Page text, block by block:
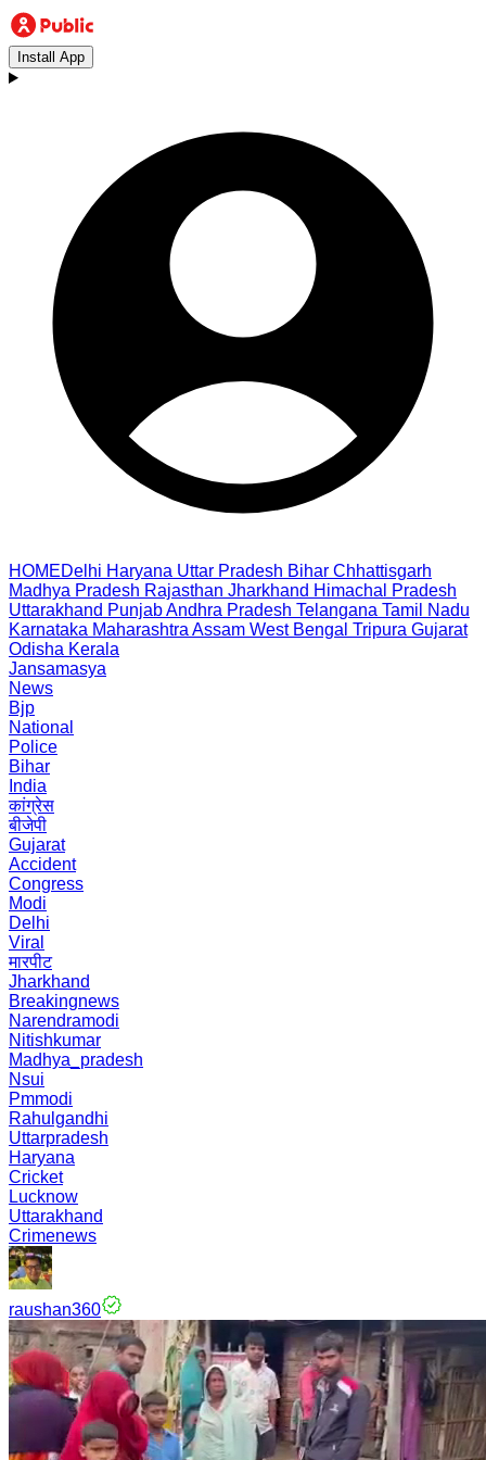
Install App
HOMEDelhi Haryana Uttar Pradesh Bihar Chhattisgarh
Madhya Pradesh Rajasthan Jharkhand Himachal Pradesh
Uttarakhand PunjabAndhra Pradesh Telangana Tamil Nadu
Karnataka Maharashtra Assam West Bengal Tripura Gujarat
Odisha Kerala
Jansamasya
News
Bjp
National
Police
Bihar
India
कांग्रेस
बीजेपी
Gujarat
Accident
Congress
Modi
Delhi
Viral
मारपीट
Jharkhand
Breakingnews
Narendramodi
Nitishkumar
Madhya_pradesh
Nsui
Pmmodi
Rahulgandhi
Uttarpradesh
Haryana
Cricket
Lucknow
Uttarakhand
Crimenews
raushan360